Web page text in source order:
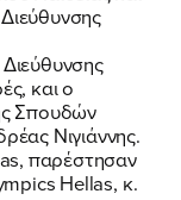
και ο
Σπουδών
Νιγιάννης.
παρέστησαν
Hellas, κ.